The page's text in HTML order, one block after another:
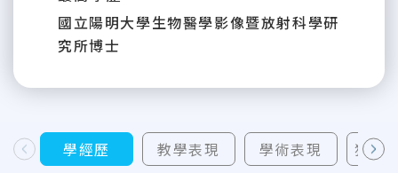
國立陽明大學生物醫學影像暨放射科學研
究所博士
上一則學經歷 教學表現 學術表現 獲補
下一則